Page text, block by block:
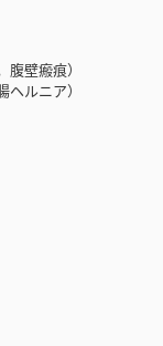
壁瘢痕）
ルニア）